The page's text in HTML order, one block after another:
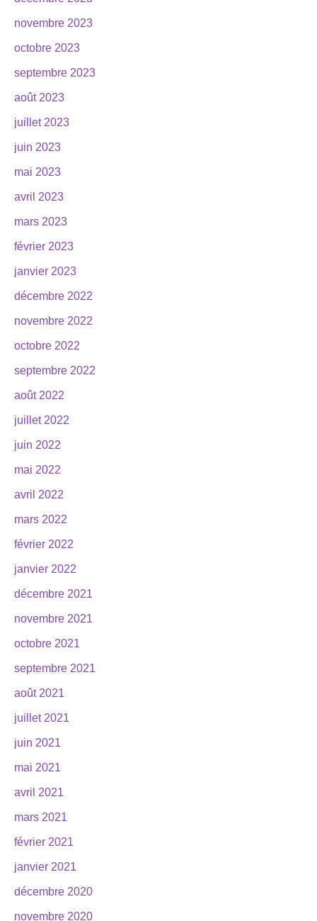
novembre 2023
octobre 2023
septembre 2023
août 2023
juillet 2023
juin 2023
mai 2023
avril 2023
mars 2023
février 2023
janvier 2023
décembre 2022
novembre 2022
octobre 2022
septembre 2022
août 2022
juillet 2022
juin 2022
mai 2022
avril 2022
mars 2022
février 2022
janvier 2022
décembre 2021
novembre 2021
octobre 2021
septembre 2021
août 2021
juillet 2021
juin 2021
mai 2021
avril 2021
mars 2021
février 2021
janvier 2021
décembre 2020
novembre 2020